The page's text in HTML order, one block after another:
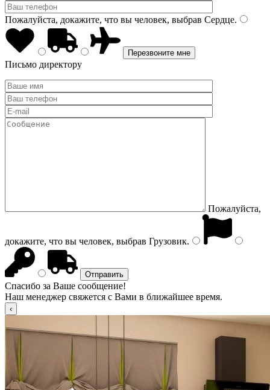
Пожалуйста, докажите, что вы человек, выбрав Сердце.
Письмо директору
Пожалуйста,
докажите, что вы человек, выбрав Грузовик.
Спасибо за Ваше сообщение!
Наш менеджер свяжется с Вами в ближайшее время.